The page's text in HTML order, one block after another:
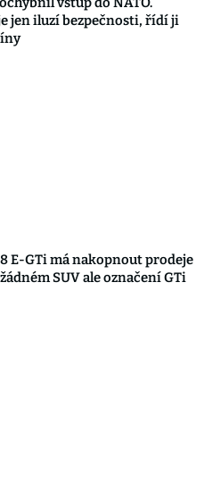
jen iluzí bezpečnosti, řídí ji
E-GTi má nakopnout prodeje
SUV ale označení GTi